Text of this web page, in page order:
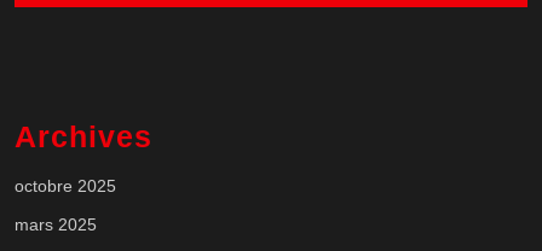
Archives
octobre 2025
mars 2025